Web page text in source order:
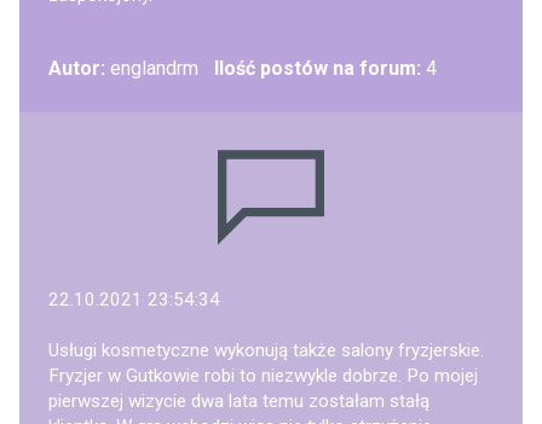
Autor: englandrm Ilość postów na forum: 4
22.10.2021 23:54:34
Usługi kosmetyczne wykonują także salony fryzjerskie.
Fryzjer w Gutkowie robi to niezwykle dobrze. Po mojej
pierwszej wizycie dwa lata temu zostałam stałą